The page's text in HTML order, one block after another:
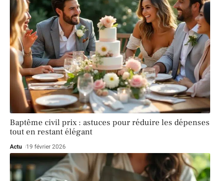
Baptême civil prix : astuces pour réduire les dépenses
tout en restant élégant
Actu 19 février 2026